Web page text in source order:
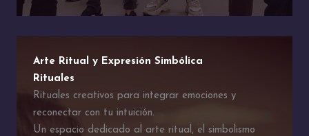
Arte Ritual y Expresión Simbólica
Rituales
Rituales creativos para integrar emociones y
reconectar con tu intuición.
Un espacio dedicado al arte ritual, el simbolismo